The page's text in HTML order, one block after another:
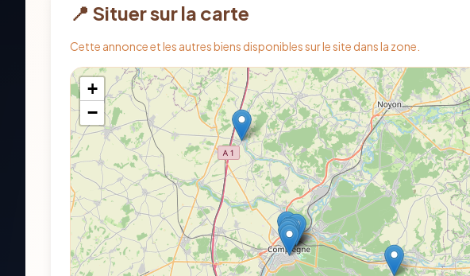
📍 Situer sur la carte
Cette annonce et les autres biens disponibles sur le site dans la zone.
+
−